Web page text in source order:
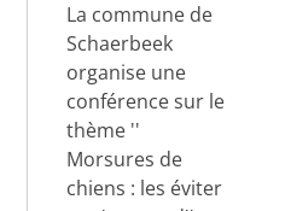
La commune de
Schaerbeek
organise une
conférence sur le
thème ''
Morsures de
chiens : les éviter